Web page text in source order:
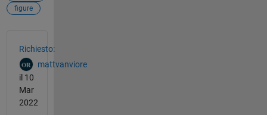
figure
Richiesto:
mattvanviore
il 10
Mar
2022